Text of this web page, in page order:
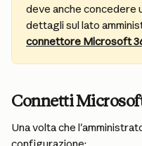
deve anche concedere
dettagli sul lato
connettore Microsoft
Connetti
Una volta che